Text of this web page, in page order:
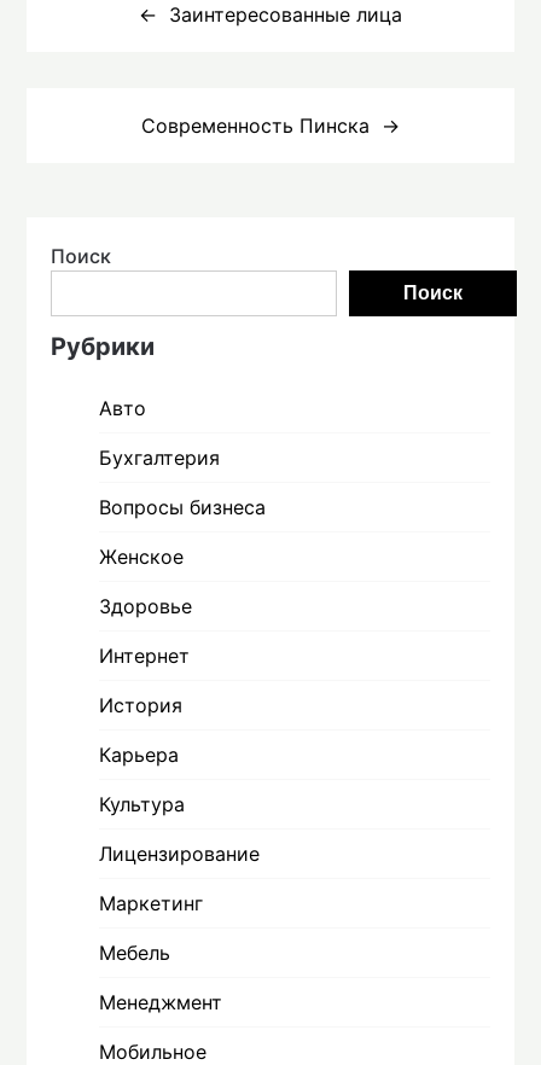
Заинтересованные лица
Современность Пинска
Поиск
Поиск
Рубрики
Авто
Бухгалтерия
Вопросы бизнеса
Женское
Здоровье
Интернет
История
Карьера
Культура
Лицензирование
Маркетинг
Мебель
Менеджмент
Мобильное